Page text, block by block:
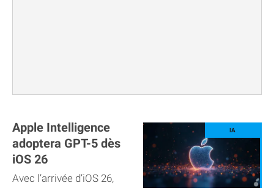
Apple Intelligence
adoptera GPT-5 dès
iOS 26
Avec l’arrivée d’iOS 26,